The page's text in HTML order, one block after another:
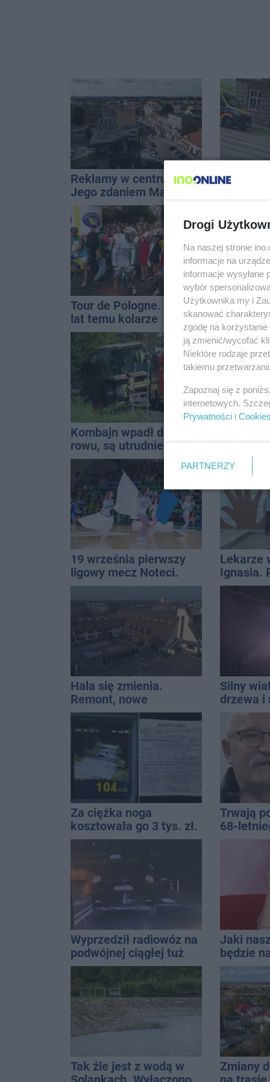
Reklamy w centrum.
Jego zdaniem Marcin
Wroński jest w błędzie
[akt.]
Tour de Pologne. Tak 21
lat temu kolarze
startowali z
Inowrocławia
Wkrótce
Kombajn wpadł do
rowu, są utrudnienia
zmieni?
19 września pierwszy
ligowy mecz Noteci.
Znamy cały terminarz
Lekarze
Ignasia.
Hala się zmienia.
Remont, nowe
nagłośnienie, a przed
wejściem stanie
QEMETICA ARENA
Silny
drzewa i
dach.
Za ciężka noga
kosztowała go 3 tys. zł.
Do tego 13 punktów
Trwają
68-
Wyprzedził radiowóz na
podwójnej ciągłej tuż
przed pasami
Jaki
będzie
które
stylizacji
Tak źle jest z wodą w
Zmiany
Drogi
Na naszej stronie
informacje na
informacje wysyłane
wybór
Użytkownika my i
skanować
zgodę na
ją zmienić/wycofać
Niektóre rodzaje
takiemu
Zapoznaj się z
internetowych.
Prywatności i Cookies
PARTNERZY